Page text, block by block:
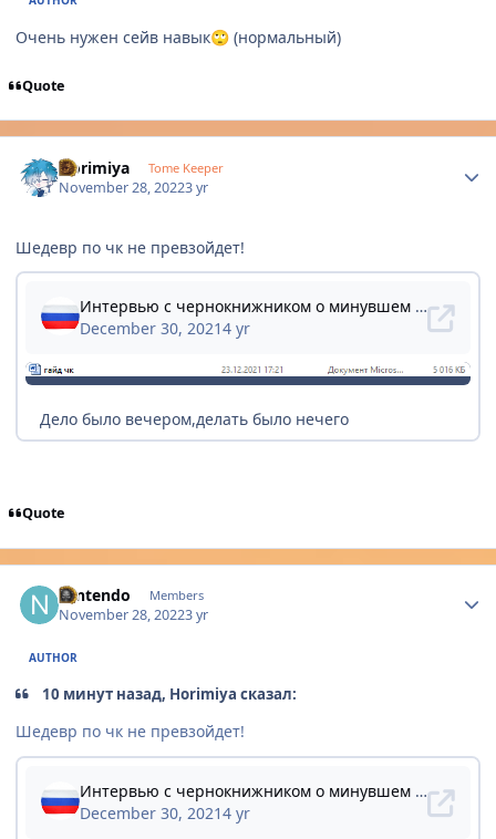
Очень нужен сейв навык🙄 (нормальный)
Quote
Horimiya Tome Keeper
November 28, 20223 yr
Шедевр по чк не превзойдет!
Quote
Nintendo Members
November 28, 20223 yr
AUTHOR
10 минут назад, Horimiya сказал:
Шедевр по чк не превзойдет!